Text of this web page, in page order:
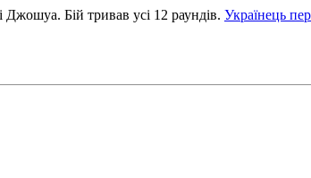
Бій тривав усі 12 раундів. Українець